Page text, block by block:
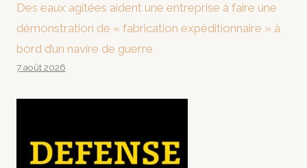
Des eaux agitées aident une entreprise à faire une
démonstration de « fabrication expéditionnaire » à
bord d’un navire de guerre
7 août 2026